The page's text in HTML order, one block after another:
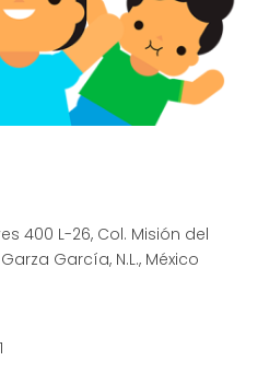
400 L-26, Col. Misión del
García, N.L., México